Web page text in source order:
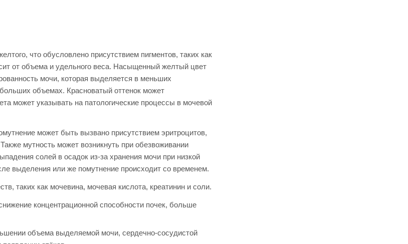
что обусловлено присутствием пигментов, таких как
от объема и удельного веса. Насыщенный желтый цвет
мочи, которая выделяется в меньших
объемах. Красноватый оттенок может
может указывать на патологические процессы в мочевой
может быть вызвано присутствием эритроцитов,
мутность может возникнуть при обезвоживании
солей в осадок из-за хранения мочи при низкой
выделения или же помутнение происходит со временем.
таких как мочевина, мочевая кислота, креатинин и соли.
концентрационной способности почек, больше
объема выделяемой мочи, сердечно-сосудистой